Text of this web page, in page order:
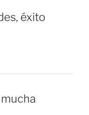
éxito